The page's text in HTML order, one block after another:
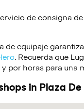
de consigna
de equipaje
. Recuerda que
por horas para una
in Plaza